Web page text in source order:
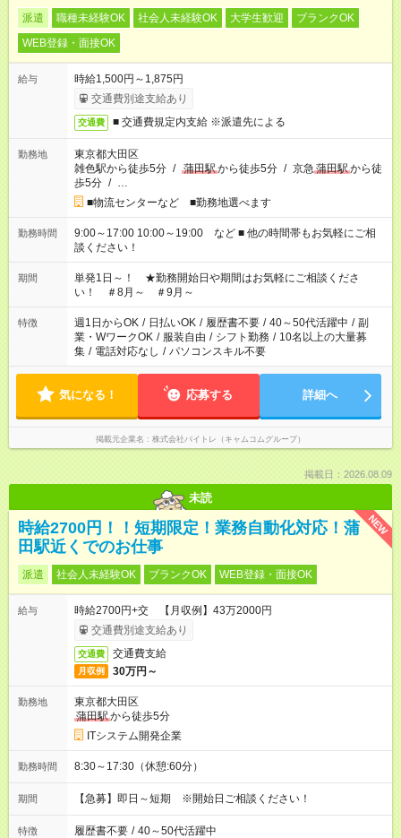
派遣 職種未経験OK 社会人未経験OK 大学生歓迎
ブランクOK
WEB登録・面接OK
給与
時給1,500円～1,875円
交通費別途支給あり
交通費 ■ 交通費規定内支給 ※派遣先による
勤務地
東京都大田区
雑色駅から徒歩5分 / 蒲田駅から徒歩5分 / 京急 蒲田駅から徒
歩5分 / …
■物流センターなど ■勤務地選べます
勤務時間
9:00～17:00 10:00～19:00 など ■ 他の時間帯もお気軽にご相
談ください！
期間
単発1日～！ ★勤務開始日や期間はお気軽にご相談くださ
い！ ＃8月～ ＃9月～
特徴 週1日からOK / 日払いOK / 履歴書不要 / 40～50代活躍中 / 副
業・WワークOK / 服装自由 / シフト勤務 / 10名以上の大量募
集 / 電話対応なし / パソコンスキル不要
気になる！ 応募する 詳細へ
掲載元企業名 株式会社バイトレ（キャムコムグループ）
掲載日：2026.08.09
未読
NEW
時給2700円！！短期限定！業務自動化対応！蒲
田駅近くでのお仕事
派遣 社会人未経験OK ブランクOK WEB登録・面接OK
給与
時給2700円+交 【月収例】43万2000円
交通費別途支給あり
交通費 交通費支給
月収例 30万円～
勤務地
東京都大田区
蒲田駅から徒歩5分
ITシステム開発企業
勤務時間 8:30～17:30（休憩:60分）
期間 【急募】即日～短期 ※開始日ご相談ください！
特徴 履歴書不要 / 40～50代活躍中